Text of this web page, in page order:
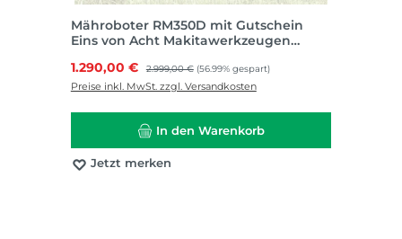
Mähroboter RM350D mit Gutschein
Eins von Acht Makitawerkzeugen
Verkaufspreis:
1.290,00 € Regulärer Preis:
2.999,00 € (56.99% gespart)
Preise inkl. MwSt. zzgl. Versandkosten
In den Warenkorb
Jetzt merken